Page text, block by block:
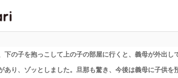
の子を抱っこして上の子の部屋に行くと、義母が外出し
り、ゾッとしました。旦那も驚き、今後は義母に子供を